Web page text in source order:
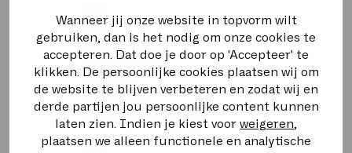
Wanneer jij onze website in topvorm wilt
gebruiken, dan is het nodig om onze cookies te
accepteren. Dat doe je door op 'Accepteer' te
klikken. De persoonlijke cookies plaatsen wij om
de website te blijven verbeteren en zodat wij en
derde partijen jou persoonlijke content kunnen
laten zien. Indien je kiest voor weigeren
plaatsen we alleen functionele en analytische
I
K
L
BRI
BUMA STEMRA
Backbone
Bandbreedte
Bellen op uitnodiging